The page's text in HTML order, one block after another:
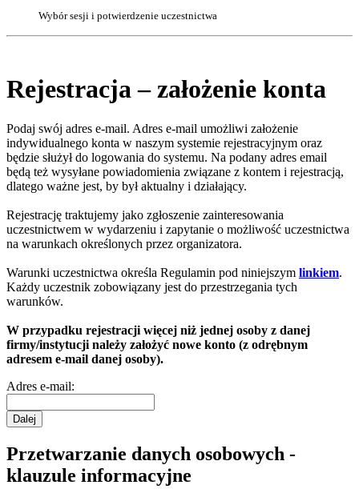
Wybór sesji i potwierdzenie uczestnictwa
Rejestracja – założenie konta
Podaj swój adres e-mail. Adres e-mail umożliwi założenie
indywidualnego konta w naszym systemie rejestracyjnym oraz
będzie służył do logowania do systemu. Na podany adres email
będą też wysyłane powiadomienia związane z kontem i rejestracją,
dlatego ważne jest, by był aktualny i działający.
Rejestrację traktujemy jako zgłoszenie zainteresowania
uczestnictwem w wydarzeniu i zapytanie o możliwość uczestnictwa
na warunkach określonych przez organizatora.
Warunki uczestnictwa określa Regulamin pod niniejszym linkiem.
Każdy uczestnik zobowiązany jest do przestrzegania tych
warunków.
W przypadku rejestracji więcej niż jednej osoby z danej
firmy/instytucji należy założyć nowe konto (z odrębnym
adresem e-mail danej osoby).
Adres e-mail:
Dalej
Przetwarzanie danych osobowych -
klauzule informacyjne